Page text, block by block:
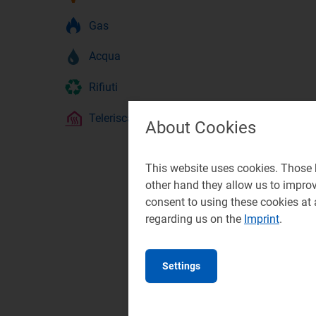
Gas
Acqua
Rifiuti
TeleriscaldamentoAbout Cookies
This website uses cookies.
other hand they allow us to
consent to using these cookies
regarding us on the Imprint.
Settings